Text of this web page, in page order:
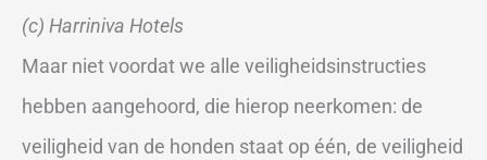
(c) Harriniva Hotels
Maar niet voordat we alle veiligheidsinstructies
hebben aangehoord, die hierop neerkomen: de
veiligheid van de honden staat op één, de veiligheid